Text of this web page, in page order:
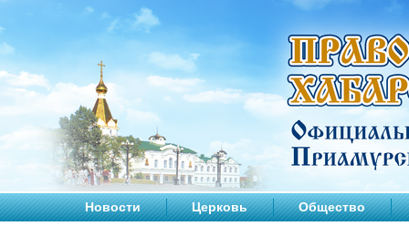
Новости Церковь Общество